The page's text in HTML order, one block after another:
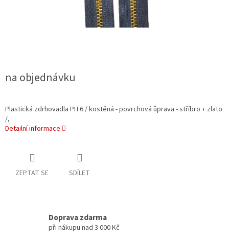
na objednávku
Plastická zdrhovadla PH 6 / kostěná - povrchová ůprava - stříbro + zlato
/,
Detailní informace
ZEPTAT SE SDÍLET
Doprava zdarma
při nákupu nad 3 000 Kč